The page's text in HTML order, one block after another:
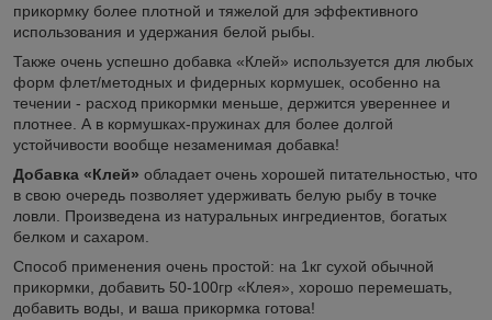
прикормку более плотной и тяжелой для эффективного
использования и удержания белой рыбы.
Также очень успешно добавка «Клей» используется для любых
форм флет/методных и фидерных кормушек, особенно на
течении - расход прикормки меньше, держится увереннее и
плотнее. А в кормушках-пружинах для более долгой
устойчивости вообще незаменимая добавка!
Добавка «Клей» обладает очень хорошей питательностью, что
в свою очередь позволяет удерживать белую рыбу в точке
ловли. Произведена из натуральных ингредиентов, богатых
белком и сахаром.
Способ применения очень простой: на 1кг сухой обычной
прикормки, добавить 50-100гр «Клея», хорошо перемешать,
добавить воды, и ваша прикормка готова!